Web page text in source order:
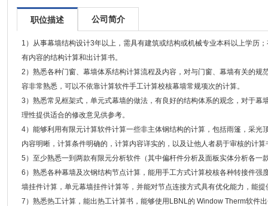
职位描述 公司简介
1）从事幕墙结构设计3年以上，需具有建筑或结构或机械专业本科以上学历
有内容的结构计算和出计算书。
2）熟悉各种门窗、幕墙体系结构计算流程及内容，对与门窗、幕墙有关的规
容非常熟悉，可以不依靠计算软件手工计算校核幕墙常规项次的计算。
3）熟悉常见框架式，单元式幕墙的做法，有良好的结构体系的观念，对于幕
理性提供适合的修改意见供参考。
4）能够利用有限元计算软件计算一些非主体钢结构的计算，包括雨篷，采光
内容明晰，计算条件明确的，计算内容详实的，以及让他人者易于审核的计算
5）至少熟悉一到两款有限元分析软件（其中偏杆件分析及面板实体分析各一
6）熟悉各种幕墙及次钢结构节点计算，能用手工方式计算校核各种转接件强
墙挂件计算，单元幕墙挂件计算等，并能对节点连接方式具有优化能力，能
7）熟悉热工计算，能出热工计算书，能够使用LBNL的 Window Therm软件